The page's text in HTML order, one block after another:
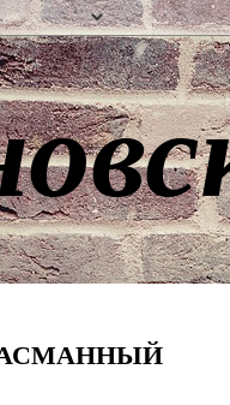
БАСМАННЫЙ